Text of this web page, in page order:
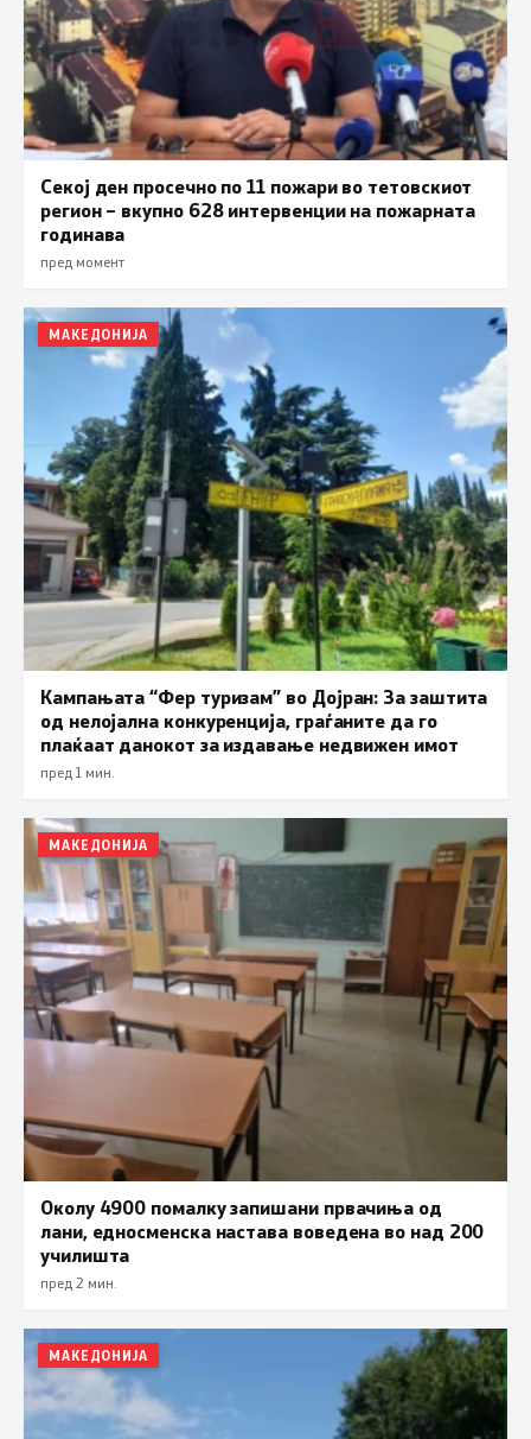
Секој ден просечно по 11 пожари во тетовскиот
регион – вкупно 628 интервенции на пожарната
годинава
пред момент
МАКЕДОНИЈА
Кампањата “Фер туризам” во Дојран: За заштита
од нелојална конкуренција, граѓаните да го
плаќаат данокот за издавање недвижен имот
пред 1 мин.
МАКЕДОНИЈА
Околу 4900 помалку запишани првачиња од
лани, едносменска настава воведена во над 200
училишта
пред 2 мин.
МАКЕДОНИЈА